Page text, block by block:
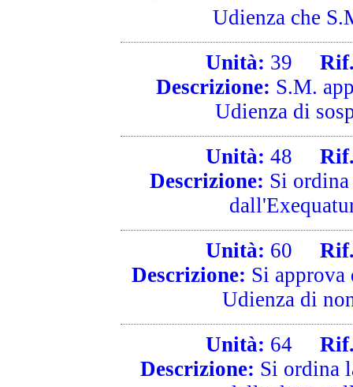
Udienza che
Unità: 39
Rif.
Descrizione: S.M.
Udienza di
Unità: 48
Rif.
Descrizione: Si ordina
Unità: 60
Rif.
Descrizione: Si approva
Udienza di
Unità: 64
Rif.
Descrizione: Si ordina